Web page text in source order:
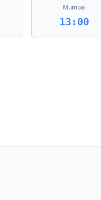
Mumbai
13:00